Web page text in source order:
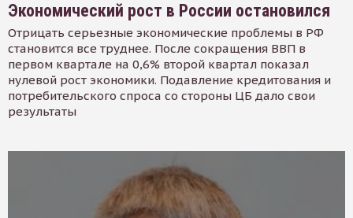
Экономический рост в России остановился
Отрицать серьезные экономические проблемы в РФ
становится все труднее. После сокращения ВВП в
первом квартале на 0,6% второй квартал показал
нулевой рост экономики. Подавление кредитования и
потребительского спроса со стороны ЦБ дало свои
результаты